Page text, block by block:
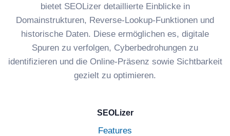
bietet SEOLizer detaillierte Einblicke in
Domainstrukturen, Reverse-Lookup-Funktionen und
historische Daten. Diese ermöglichen es, digitale
Spuren zu verfolgen, Cyberbedrohungen zu
identifizieren und die Online-Präsenz sowie Sichtbarkeit
gezielt zu optimieren.
SEOLizer
Features